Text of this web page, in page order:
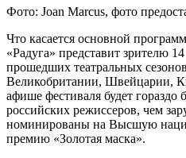
Фото: Joan Marcus, фото
Что касается основной
«Радуга» представит зрителю
прошедших театральных
Великобритании, Швейцарии,
афише фестиваля будет гораздо
российских режиссеров, чем
номинированы на Высшую
премию «Золотая маска».